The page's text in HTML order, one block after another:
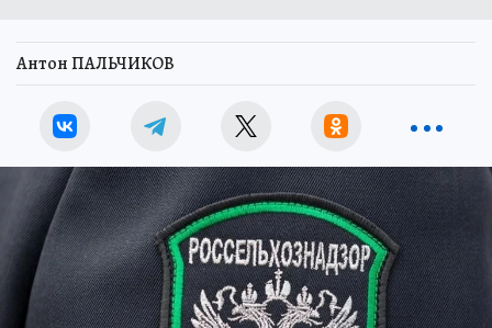
Антон ПАЛЬЧИКОВ